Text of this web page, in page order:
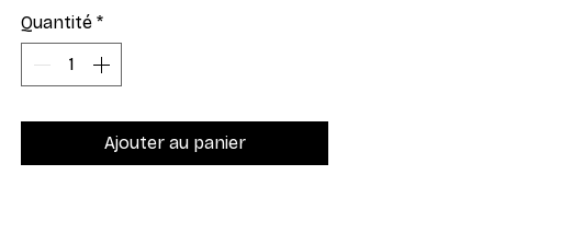
Quantité *
Ajouter au panier